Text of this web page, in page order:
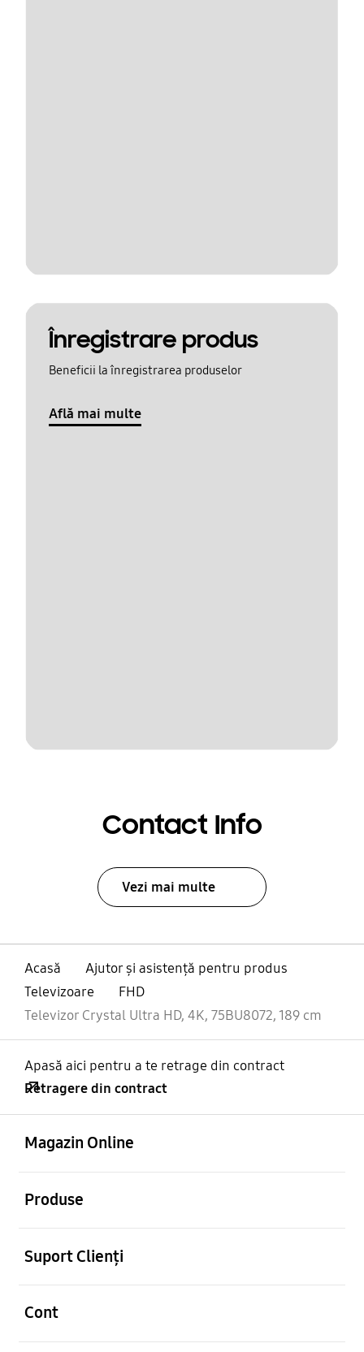
Înregistrare produs
Beneficii la înregistrarea produselor
Află mai multe
Contact Info
Vezi mai multe
Acasă
Ajutor și asistență pentru produs
Televizoare
FHD
Televizor Crystal Ultra HD, 4K, 75BU8072, 189 cm
Apasă aici pentru a te retrage din contract
Retragere din contract
Magazin Online
Produse
Suport Clienți
Cont